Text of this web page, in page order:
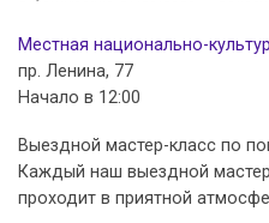
Местная национально-
пр. Ленина, 77
Начало в 12:00
Выездной мастер-класс по
Каждый наш выездной
проходит в приятной